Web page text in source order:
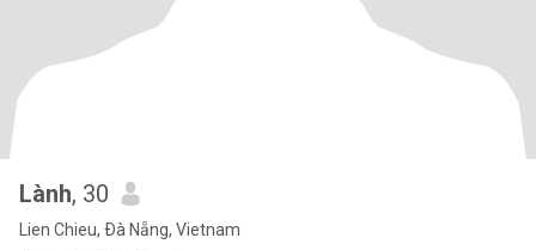
Lành, 30
Lien Chieu, Ðà Nẵng, Vietnam